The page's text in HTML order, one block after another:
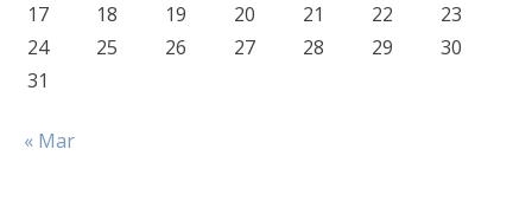
17
18 19 20 21 22
23
24
25 26 27 28 29
30
31
« Mar